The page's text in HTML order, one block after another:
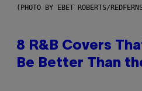
(PHOTO BY EBET ROBERTS/
8 R&B Covers
Be Better Than